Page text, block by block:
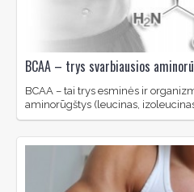
BCAA – trys svarbiausios
BCAA – tai trys esminės ir
aminorūgštys (leucinas,